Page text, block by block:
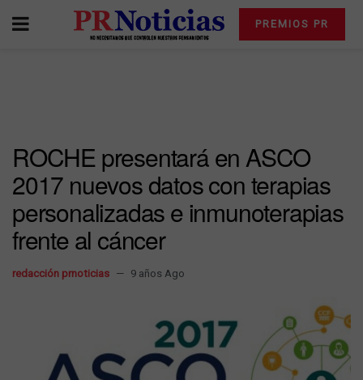
PREMIOS PR
ROCHE presentará en ASCO
2017 nuevos datos con terapias
personalizadas e inmunoterapias
frente al cáncer
redacción prnoticias 9 años Ago